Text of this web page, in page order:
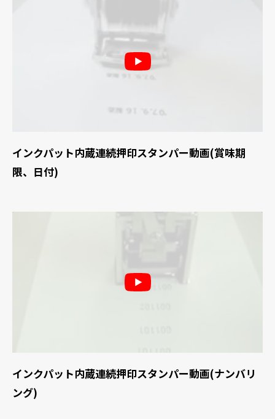
インクパット内蔵連続押印スタンパー動画(賞味期
限、日付)
インクパット内蔵連続押印スタンパー動画(ナンバリ
ング)